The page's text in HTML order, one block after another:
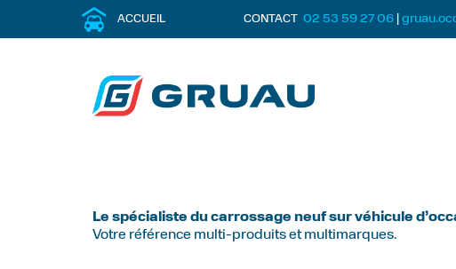
ACCUEIL CONTACT 02 53 59 27 06
Le spécialiste du carrossage neuf sur véhicule
Votre référence multi-produits et multimarques.